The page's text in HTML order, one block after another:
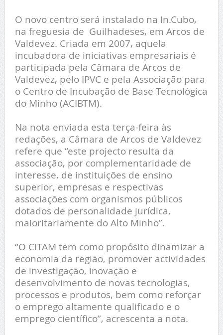
O novo centro será instalado na In.Cubo,
na freguesia de Guilhadeses, em Arcos de
Valdevez. Criada em 2007, aquela
incubadora de iniciativas empresariais é
participada pela Câmara de Arcos de
Valdevez, pelo IPVC e pela Associação para
o Centro de Incubação de Base Tecnológica
do Minho (ACIBTM).
Na nota enviada esta terça-feira às
redações, a Câmara de Arcos de Valdevez
refere que “este projecto resulta da
associação, por complementaridade de
interesse, de instituições de ensino
superior, empresas e respectivas
associações com organismos públicos
dotados de personalidade jurídica,
maioritariamente do Alto Minho”.
“O CITAM tem como propósito dinamizar a
economia da região, promover actividades
de investigação, inovação e
desenvolvimento de novas tecnologias,
processos e produtos, bem como reforçar
o emprego altamente qualificado e o
emprego científico”, acrescenta a nota.